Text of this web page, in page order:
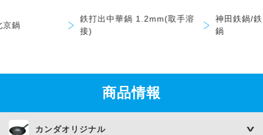
京鍋
鉄打出中華鍋 1.2mm(取手溶
接)
神田鉄鍋/
鍋
商品情報
カンダオリジナル